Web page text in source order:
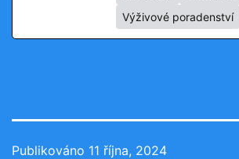
Výživové poradenství
Publikováno 11 října, 2024